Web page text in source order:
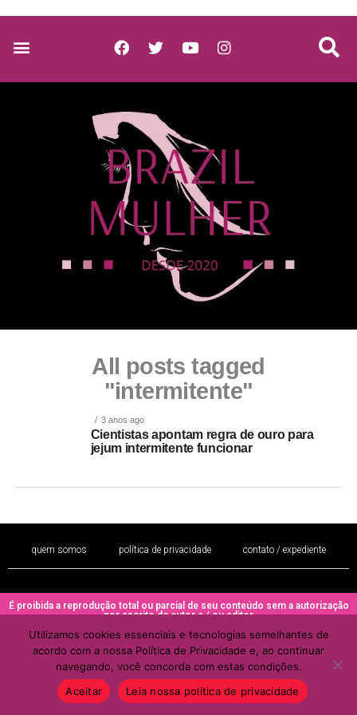
All posts tagged
"intermitente"
3 anos ago
Cientistas apontam regra de ouro para
jejum intermitente funcionar
quem somos política de privacidade contato / expediente
É proibida a reprodução total ou parcial de seu conteúdo sem a autorização
por escrito do autor e / ou editor
Copyright © 2022 - Todos os direitos reservados ao PORTAL BRAZIL
MULHER
Utilizamos cookies essenciais e tecnologias semelhantes de
acordo com a nossa Política de Privacidade e, ao continuar
navegando, você concorda com estas condições.
Aceitar
Leia nossa política de privacidade